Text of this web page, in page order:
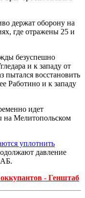
держат оборону на
где отражены 25 и
безуспешно
и к западу от
пытался восстановить
Работино и к западу
идет
на Мелитопольском
уплотнить
давление
- Генштаб